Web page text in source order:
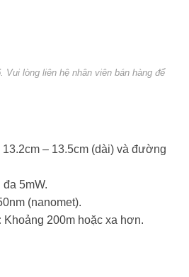
. Vui lòng liên hệ nhân viên bán hàng để
13.2cm – 13.5cm (dài) và đường
đa 5mW.
(nanomet).
Khoảng 200m hoặc xa hơn.